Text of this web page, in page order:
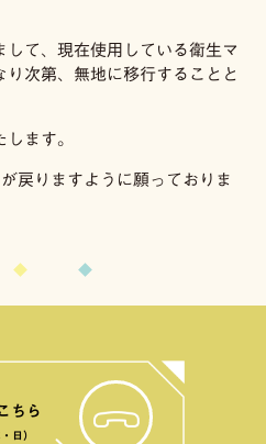
て、現在使用している衛生マ
次第、無地に移行することと
ます。
戻りますように願っておりま
ちら
日）